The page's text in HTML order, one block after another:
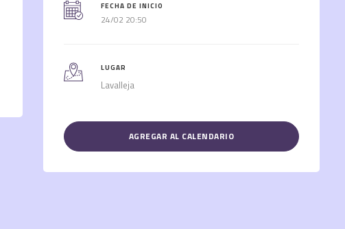
FECHA DE INICIO
24/02 20:50
LUGAR
Lavalleja
AGREGAR AL CALENDARIO